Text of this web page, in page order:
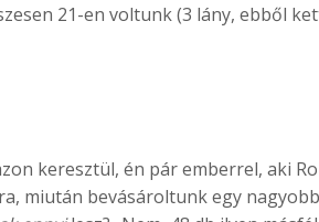
21-en voltunk (3 lány, ebből
keresztül, én pár emberrel, aki
miután bevásároltunk egy